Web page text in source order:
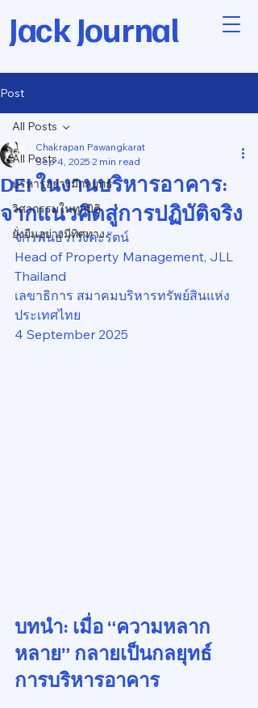
Jack Journal
Post
All Posts
บริหารอย่างมีกลยุทธ์
วิศวกรรมในทุกมิติ
ยั่งยืนอย่างมีทิศทาง
All Posts
DEI ในงานบริหารอาคาร:
จากแนวคิดสู่การปฏิบัติจริง
Chakrapan Pawangkarat
Sep 4, 2025 2 min read
จักรพันธ์ ภวังคะรัตน์
Head of Property Management, JLL
Thailand
เลขาธิการ สมาคมบริหารทรัพย์สินแห่ง
ประเทศไทย
4 September 2025
บทนำ: เมื่อ “ความหลาก
หลาย” กลายเป็นกลยุทธ์
การบริหารอาคาร